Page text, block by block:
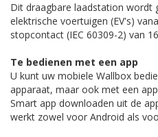
Dit draagbare laadstation wordt
elektrische voertuigen (EV's)
stopcontact (IEC 60309-2) van
Te bedienen met een app
U kunt uw mobiele Wallbox
apparaat, maar ook met een
Smart app downloaden uit de
werkt zowel voor Android als